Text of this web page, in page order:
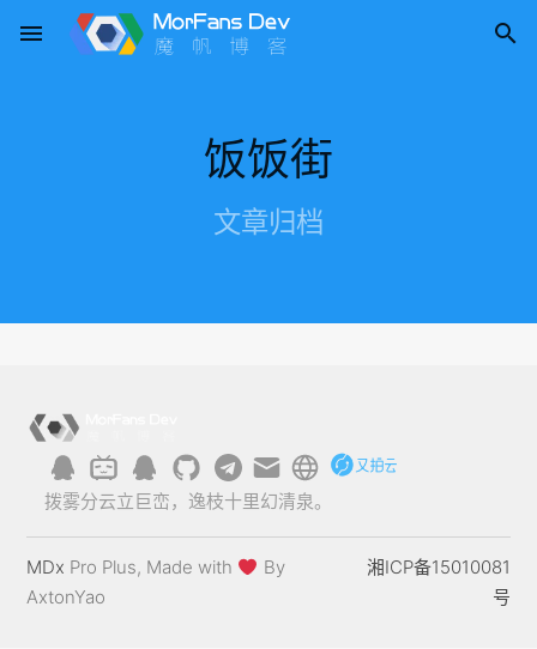
menu 
饭饭街
文章归档
拨雾分云立巨峦，逸枝十里幻清泉。
MDx Pro Plus, Made with
By
AxtonYao
湘ICP备15010081
号